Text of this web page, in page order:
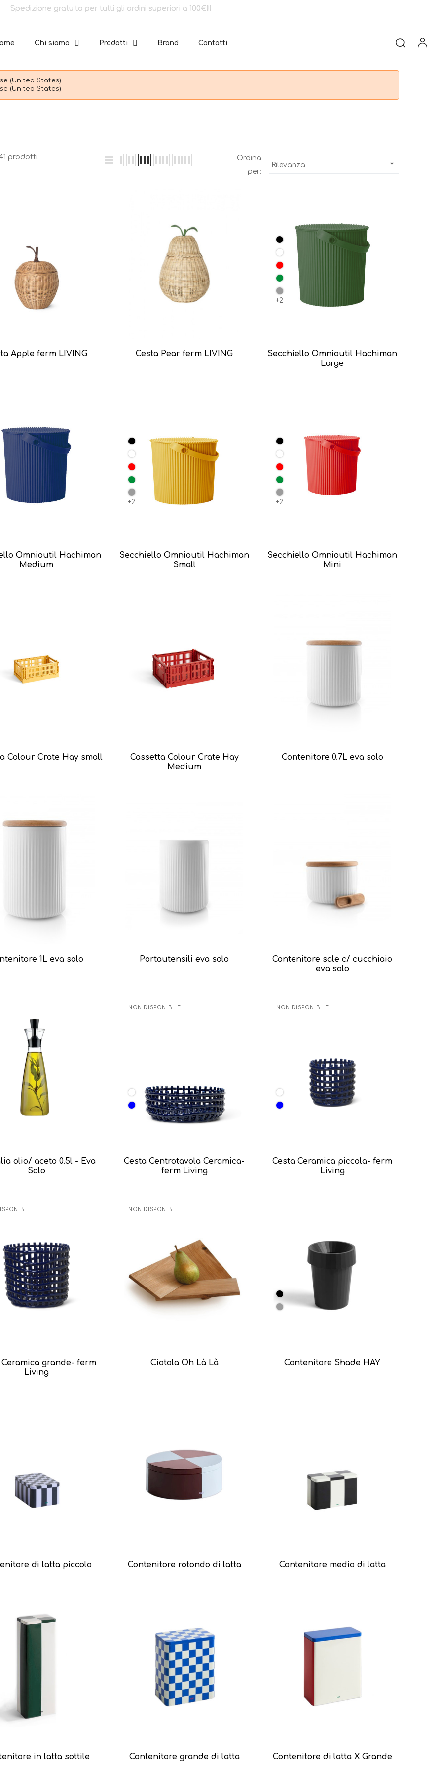
Spedizione gratuita per tutti gli ordini superiori a 100€!!!
Chi siamo Prodotti Brand Contatti
(United States).
(United States).
prodotti.
Ordina
per:
Rilevanza 
Apple ferm LIVING Cesta Pear ferm LIVING
+2
Secchiello Omnioutil Hachiman
Large
Omnioutil Hachiman
Medium
+2
Secchiello Omnioutil Hachiman
Small
+2
Secchiello Omnioutil Hachiman
Mini
Colour Crate Hay small
Cassetta Colour Crate Hay
Medium
Contenitore 0.7L eva solo
1L eva solo Portautensili eva solo
Contenitore sale c/ cucchiaio
eva solo
olio/ aceto 0.5l - Eva
Solo
NON DISPONIBILE
Cesta Centrotavola Ceramica-
ferm Living
NON DISPONIBILE
Cesta Ceramica piccola- ferm
Living
Ceramica grande- ferm
Living
NON DISPONIBILE
Ciotola Oh Là Là Contenitore Shade HAY
di latta piccolo Contenitore rotondo di latta Contenitore medio di latta
in latta sottile Contenitore grande di latta Contenitore di latta X Grande